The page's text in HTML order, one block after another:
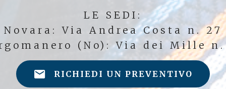
LE SEDI:
Novara: Via Andrea Costa n. 27
(No): Via dei Mille n.
RICHIEDI UN PREVENTIVO